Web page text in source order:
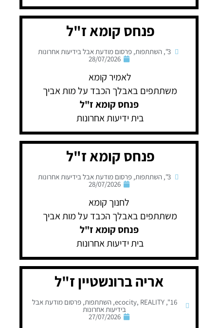
פנחס קומא ז"ל
3"
, השתתפות, פרסום מודעת אבל בידיעות אחרונות
28/07/2026
לאמיר קומא
משתתפים באבלך הכבד על מות אביך
פנחס קומא ז"ל
בית ידיעות אחרונות
פנחס קומא ז"ל
3"
, השתתפות, פרסום מודעת אבל בידיעות אחרונות
28/07/2026
לחנוך קומא
משתתפים באבלך הכבד על מות אביך
פנחס קומאז"ל
בית ידיעות אחרונות
אריה ברונשטיין ז"ל
16"
,
ecocity, REALITY
,השתתפות,פרסום מודעת אבל
בידיעות אחרונות
27/07/2026